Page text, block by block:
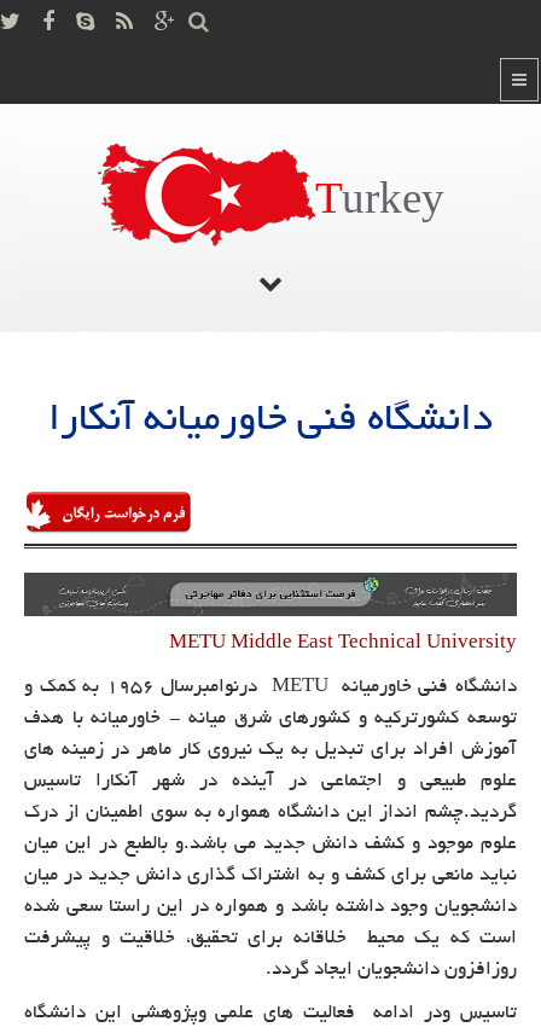
Turkey
دانشگاه فنی خاورمیانه آنکارا
METU Middle East Technical University
دانشگاه فنی خاورمیانه METU
درنوامبرسال 1956 به کمک و
توسعه کشورترکیه و کشورهای شرق میانه - خاورمیانه با هدف
آموزش افراد برای تبدیل به یک نیروی کار ماهر در زمینه های
علوم طبیعی و اجتماعی در آینده در شهر آنکارا تاسیس
گردید.چشم انداز این دانشگاه همواره به سوی اطمینان از درک
علوم موجود و کشف دانش جدید می باشد.و بالطبع در این میان
نباید مانعی برای کشف و به اشتراک گذاری دانش جدید در میان
دانشجویان وجود داشته باشد و همواره در این راستا سعی شده
است که یک محیط خلاقانه برای تحقیق، خلاقیت و پیشرفت
روزافزون دانشجویان ایجاد گردد.
تاسیس ودر ادامه فعالیت های علمی وپژوهشی این دانشگاه